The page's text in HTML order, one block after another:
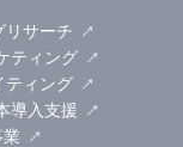
Allergy and
らが名前
リサーチ
ティング
ティング
導入支援